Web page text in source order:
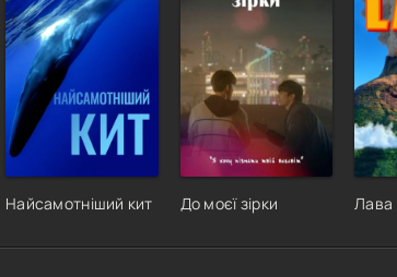
Найсамотніший кит До моєї зірки Лава